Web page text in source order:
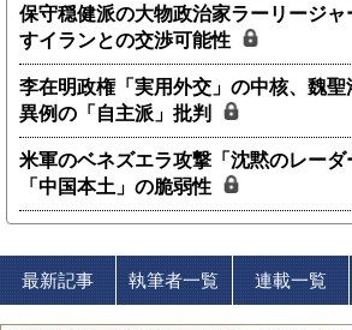
保守穏健派の大物政治家ラーリージ
すイランとの交渉可能性
李在明政権「実用外交」の中核、魏
異例の「自主派」批判
米軍のベネズエラ攻撃「沈黙のレーダ
「中国本土」の脆弱性
最新記事 執筆者一覧 連載一覧